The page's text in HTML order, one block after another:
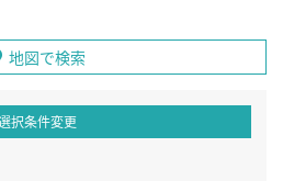
地図で検索
択条件変更